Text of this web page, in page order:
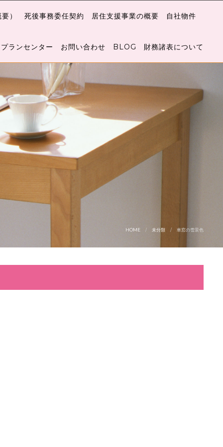
） 死後事務委任契約 居住支援事業の概要 自社物件
ランセンター お問い合わせ BLOG 財務諸表について
HOME 未分類 車窓の雪景色